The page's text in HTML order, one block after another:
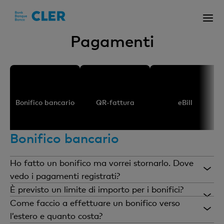
Pagamenti
Bonifico bancario QR-fattura eBill
Bonifico bancario
Ho fatto un bonifico ma vorrei stornarlo. Dove
vedo i pagamenti registrati?
Vedi i pagamenti registrati nella rubrica «I miei
movimenti» (seconda icona da sinistra nella barra
dei menu). Se il pagamento che ti interessa non è
È previsto un limite di importo per i bonifici?
Il limite settimanale ammonta a 25 000 CHF. Se
uno o più bonifici superano questo limite, il
Come faccio a effettuare un bonifico verso
l’estero e quanto costa?